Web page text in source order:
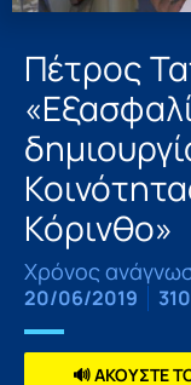
Πέτρος
Κόρινθο»
Χρόνος
20/06/2019
🔊 ΑΚΟΥΣΤΕ